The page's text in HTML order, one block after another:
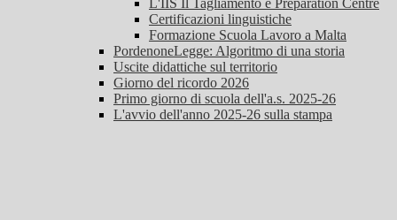
L'IIS Il Tagliamento è Preparation Centre
Certificazioni linguistiche
Formazione Scuola Lavoro a Malta
PordenoneLegge: Algoritmo di una storia
Uscite didattiche sul territorio
Giorno del ricordo 2026
Primo giorno di scuola dell'a.s. 2025-26
L'avvio dell'anno 2025-26 sulla stampa